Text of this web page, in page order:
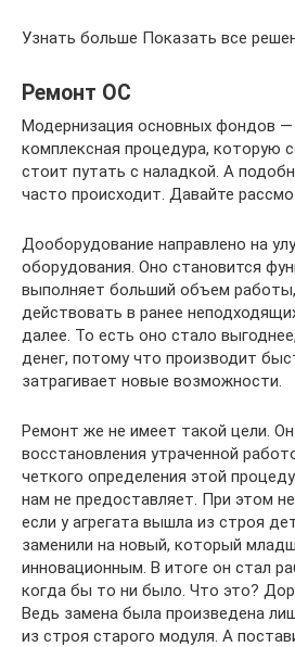
Узнать больше Показать все
Ремонт ОС
Модернизация основных фондов —
комплексная процедура, которую
стоит путать с наладкой. А
часто происходит. Давайте
Дооборудование направлено на
оборудования. Оно становится
выполняет больший объем
действовать в ранее
далее. То есть оно стало
денег, потому что производит
затрагивает новые возможности.
Ремонт же не имеет такой цели.
восстановления утраченной
четкого определения этой
нам не предоставляет. При этом
если у агрегата вышла из строя
заменили на новый, который
инновационным. В итоге он стал
когда бы то ни было. Что это?
Ведь замена была произведена
из строя старого модуля. А